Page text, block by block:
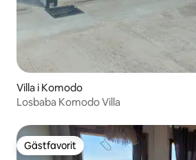
Villa i Komodo
Losbaba Komodo Villa
Gästfavorit
Gästfavorit